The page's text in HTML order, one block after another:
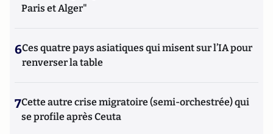
Paris et Alger"
6Ces quatre pays asiatiques qui misent sur l’IA pour
renverser la table
7Cette autre crise migratoire (semi-orchestrée) qui
se profile après Ceuta